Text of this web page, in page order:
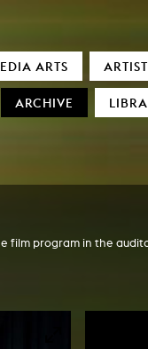
ARTS
ARCHIVE
film program in the